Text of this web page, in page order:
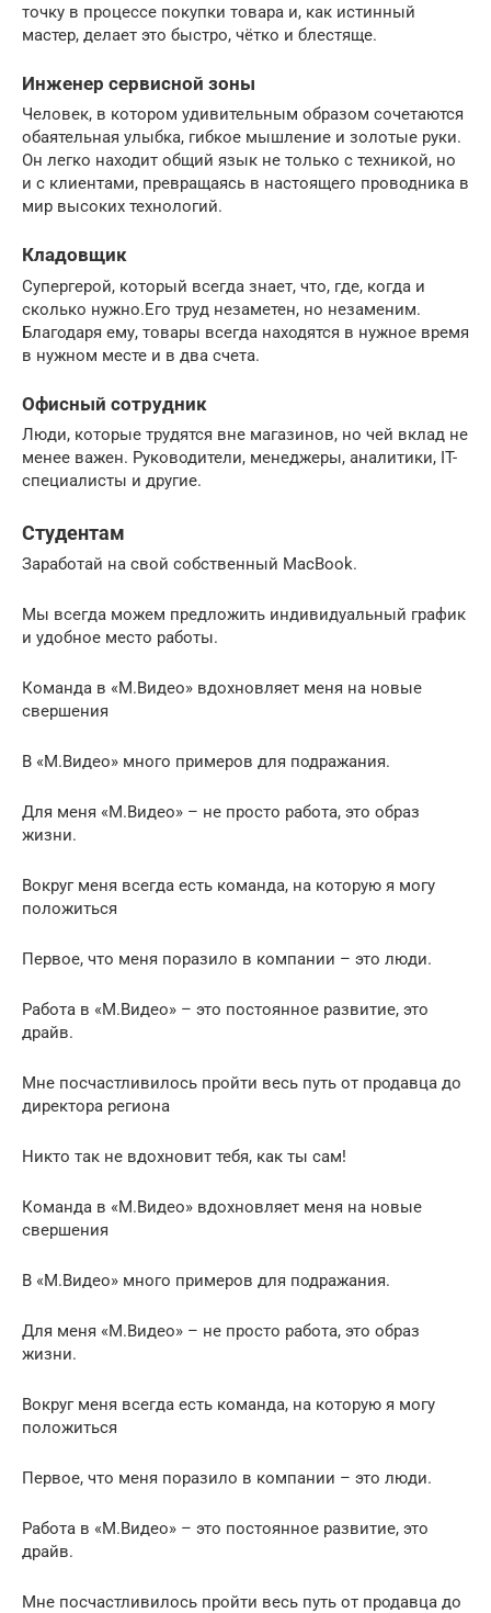
точку в процессе покупки товара и, как истинный
мастер, делает это быстро, чётко и блестяще.
Инженер сервисной зоны
Человек, в котором удивительным образом сочетаются
обаятельная улыбка, гибкое мышление и золотые руки.
Он легко находит общий язык не только с техникой, но
и с клиентами, превращаясь в настоящего проводника в
мир высоких технологий.
Кладовщик
Супергерой, который всегда знает, что, где, когда и
сколько нужно.Его труд незаметен, но незаменим.
Благодаря ему, товары всегда находятся в нужное время
в нужном месте и в два счета.
Офисный сотрудник
Люди, которые трудятся вне магазинов, но чей вклад не
менее важен. Руководители, менеджеры, аналитики, IT-
специалисты и другие.
Студентам
Заработай на свой собственный MacBook.
Мы всегда можем предложить индивидуальный график
и удобное место работы.
Команда в «М.Видео» вдохновляет меня на новые
свершения
В «М.Видео» много примеров для подражания.
Для меня «М.Видео» – не просто работа, это образ
жизни.
Вокруг меня всегда есть команда, на которую я могу
положиться
Первое, что меня поразило в компании – это люди.
Работа в «М.Видео» – это постоянное развитие, это
драйв.
Мне посчастливилось пройти весь путь от продавца до
директора региона
Никто так не вдохновит тебя, как ты сам!
Команда в «М.Видео» вдохновляет меня на новые
свершения
В «М.Видео» много примеров для подражания.
Для меня «М.Видео» – не просто работа, это образ
жизни.
Вокруг меня всегда есть команда, на которую я могу
положиться
Первое, что меня поразило в компании – это люди.
Работа в «М.Видео» – это постоянное развитие, это
драйв.
Мне посчастливилось пройти весь путь от продавца до